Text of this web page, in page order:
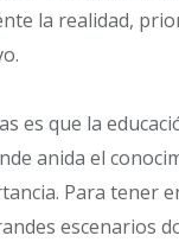
la realidad,
es que la
anida el
Para tener
escenarios